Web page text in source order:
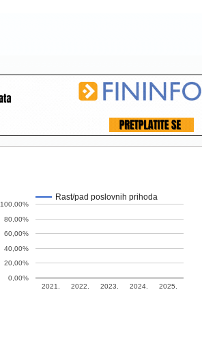
Rast/pad poslovnih prihoda
2021. 2022. 2023. 2024. 2025.
0,00%
20,00%
40,00%
60,00%
80,00%
100,00%